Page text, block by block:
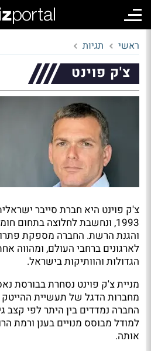
ראשי תגיות
צ'ק פוינט
צ'ק פוינט היא חברת סייבר
1993, ונחשבת לחלוצה בתחום
והגנת הרשת. החברה מספקת
לארגונים ברחבי העולם, ומהווה
הגדולות והוותיקות בישראל.
מניית צ'ק פוינט נסחרת בבורסת
מחברות הדגל של תעשיית ההייטק
החברה נמדדים בין היתר לפי קצב
למודל מבוסס מנויים בענן ורמת
אותה.